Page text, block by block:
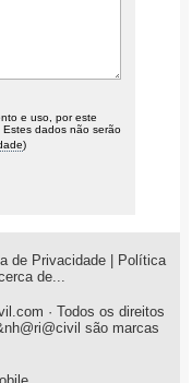
e uso, por este
Estes dados não serão
)
de Privacidade
Política
de...
· Todos os direitos
são marcas